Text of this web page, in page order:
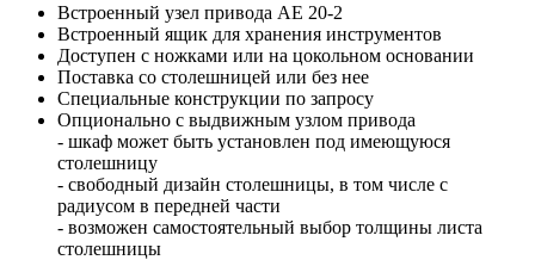
Встроенный узел привода AE 20-2
Встроенный ящик для хранения инструментов
Доступен с ножками или на цокольном основании
Поставка со столешницей или без нее
Специальные конструкции по запросу
Опционально с выдвижным узлом привода
- шкаф может быть установлен под имеющуюся
столешницу
- свободный дизайн столешницы, в том числе с
радиусом в передней части
- возможен самостоятельный выбор толщины листа
столешницы